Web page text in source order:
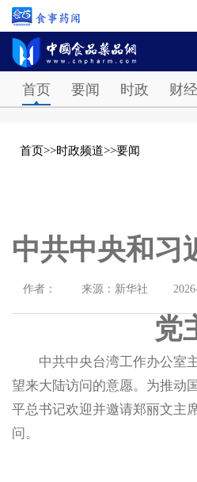
首页 要闻 时政 财经
首页>>时政频道>>要闻
中共中央和习
党
作者： 来源：新华社
中共中央台湾工作办公室主
望来大陆访问的意愿。为推动
平总书记欢迎并邀请郑丽文主
问。